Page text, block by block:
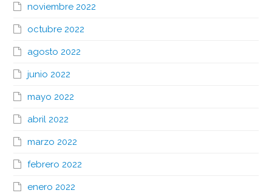
noviembre 2022
octubre 2022
agosto 2022
junio 2022
mayo 2022
abril 2022
marzo 2022
febrero 2022
enero 2022